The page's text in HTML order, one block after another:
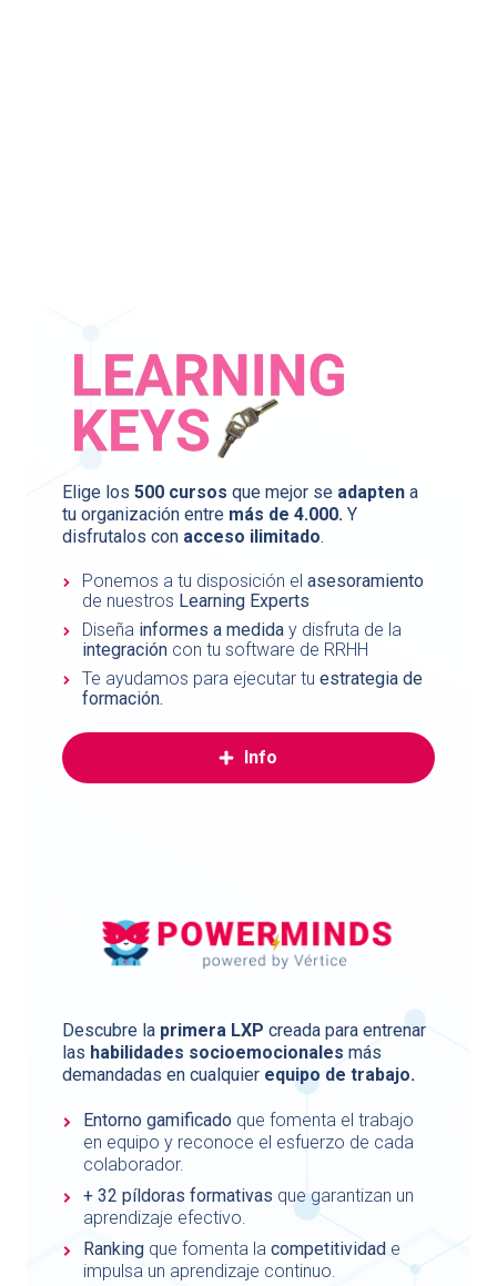
Descubre la primera LXP creada para entrenar
las habilidades socioemocionales más
demandadas en cualquier equipo de trabajo.
Entorno gamificado que fomenta el trabajo
en equipo y reconoce el esfuerzo de cada
colaborador.
+ 32 píldoras formativas que garantizan un
aprendizaje efectivo.
Ranking que fomenta lacompetitividade
impulsa un aprendizaje continuo.
Elige los 500 cursos que mejor se adapten a
tu organización entre más de 4.000. Y
disfrutalos con acceso ilimitado.
Ponemos a tu disposición elasesoramiento
de nuestros Learning Experts
Diseña informes a medida y disfruta de la
integración con tu software de RRHH
Te ayudamos para ejecutar tuestrategia de
formación.
Info